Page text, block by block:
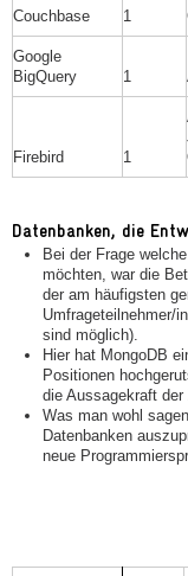
Couchbase 1
Google
BigQuery
1
Firebird 1
Datenbanken, die
Bei der Frage
möchten, war die
der am häufigsten
Umfrageteilnehmer/
sind möglich).
Hier hat MongoDB
Positionen
die Aussagekraft der
Was man wohl
Datenbanken
neue